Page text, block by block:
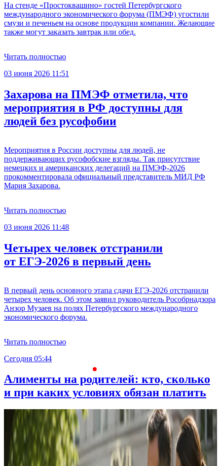
На стенде «Простоквашино» гостей Петербургского
международного экономического форума (ПМЭФ) угостили
смузи и печеньем на основе продукции компании. Желающие
также могут заказать завтрак или обед.
Читать полностью
03 июня 2026 11:51
Захарова на ПМЭФ отметила, что
мероприятия в РФ доступны для
людей без русофобии
Мероприятия в России доступны для людей, не
поддерживающих русофобские взгляды. Так присутствие
немецких и американских делегаций на ПМЭФ-2026
прокомментировала официальный представитель МИД РФ
Мария Захарова.
Читать полностью
03 июня 2026 11:48
Четырех человек отстранили
от ЕГЭ-2026 в первый день
В первый день основного этапа сдачи ЕГЭ-2026 отстранили
четырех человек. Об этом заявил руководитель Рособрнадзора
Анзор Музаев на полях Петербургского международного
экономического форума.
Читать полностью
Сегодня 05:44
Алименты на родителей: кто, сколько
и при каких условиях обязан платить